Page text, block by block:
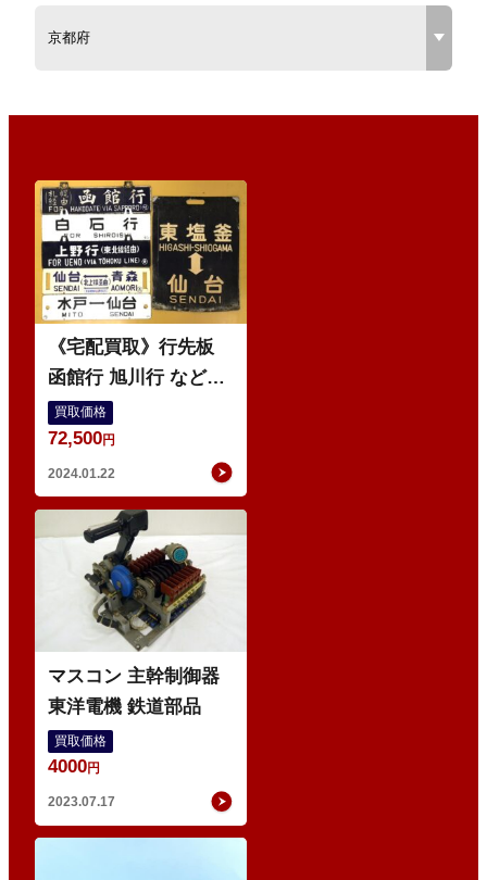
《宅配買取》行先板
函館行 旭川行 などの
鉄道部品6点
買取価格
72,500円
2024.01.22
マスコン 主幹制御器
東洋電機 鉄道部品
買取価格
4000円
2023.07.17